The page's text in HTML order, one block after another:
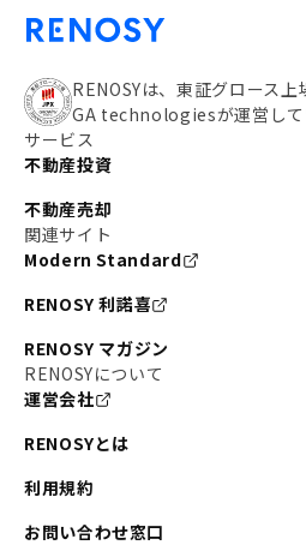
RENOSYは、東証グロース上
GA technologiesが運営して
サービス
不動産投資
不動産売却
関連サイト
Modern Standard
RENOSY 利諾喜
RENOSY マガジン
RENOSYについて
運営会社
RENOSYとは
利用規約
お問い合わせ窓口